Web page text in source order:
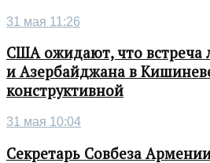
31 мая 11:26
США ожидают, что встреча
и Азербайджана в
конструктивной
31 мая 10:04
Секретарь Совбеза